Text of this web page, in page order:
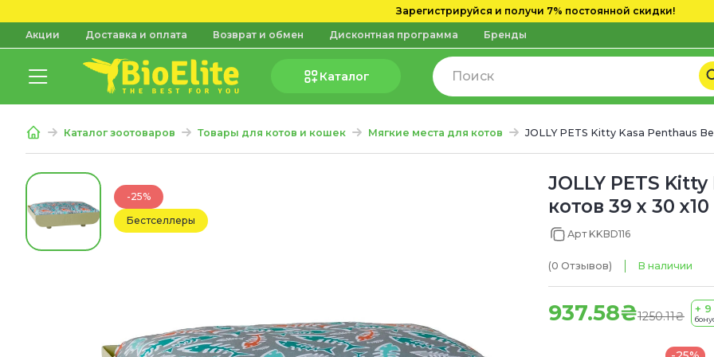
Зарегистрируйся и получи 7% постоянной скидки!
Акции Доставка и оплата Возврат и обмен Дисконтная программа Бренды
Каталог
Каталог зоотоваров Товары для котов и кошек Мягкие места для котов JOLLY PETS Kitty Kasa Penthaus
-25%
Бестселлеры
JOLLY PETS
котов 39 х 30
Арт KKBD116
(0 Отзывов) В наличии
937.58₴1250.11₴
+ 9